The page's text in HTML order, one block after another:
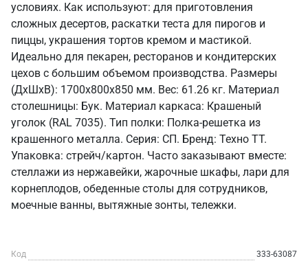
условиях. Как используют: для приготовления
сложных десертов, раскатки теста для пирогов и
пиццы, украшения тортов кремом и мастикой.
Идеально для пекарен, ресторанов и кондитерских
цехов с большим объемом производства. Размеры
(ДхШхВ): 1700x800x850 мм. Вес: 61.26 кг. Материал
столешницы: Бук. Материал каркаса: Крашеный
уголок (RAL 7035). Тип полки: Полка-решетка из
крашенного металла. Серия: СП. Бренд: Техно ТТ.
Упаковка: стрейч/картон. Часто заказывают вместе:
стеллажи из нержавейки, жарочные шкафы, лари для
корнеплодов, обеденные столы для сотрудников,
моечные ванны, вытяжные зонты, тележки.
Код
333-63087